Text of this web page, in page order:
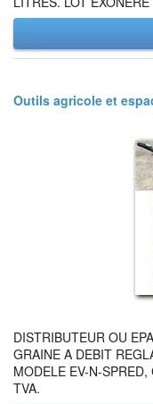
Outils agricole et
DISTRIBUTEUR OU
GRAINE A DEBIT
MODELE EV-N-
TVA.